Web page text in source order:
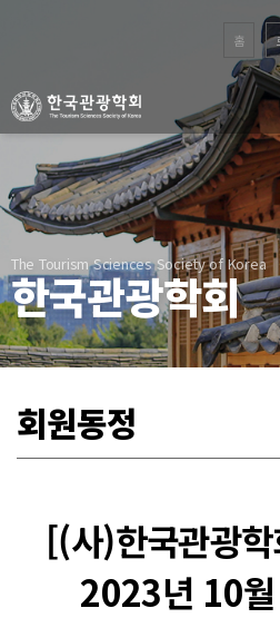
홈
The Tourism Sciences Society of Korea
한국관광학회
회원동정
[(사)한국관광
2023년 10